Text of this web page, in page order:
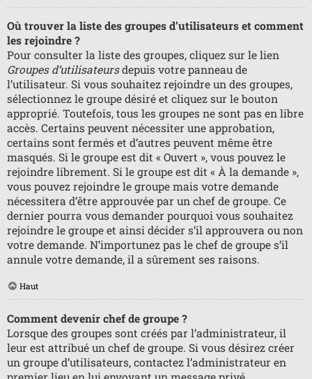
Où trouver la liste des groupes d’utilisateurs et comment
les rejoindre ?
Pour consulter la liste des groupes, cliquez sur le lien
Groupes d’utilisateursdepuis votre panneau de
l’utilisateur. Si vous souhaitez rejoindre un des groupes,
sélectionnez le groupe désiré et cliquez sur le bouton
approprié. Toutefois, tous les groupes ne sont pas en libre
accès. Certains peuvent nécessiter une approbation,
certains sont fermés et d’autres peuvent même être
masqués. Si le groupe est dit « Ouvert », vous pouvez le
rejoindre librement. Si le groupe est dit « À la demande »,
vous pouvez rejoindre le groupe mais votre demande
nécessitera d’être approuvée par un chef de groupe. Ce
dernier pourra vous demander pourquoi vous souhaitez
rejoindre le groupe et ainsi décider s’il approuvera ou non
votre demande. N’importunez pas le chef de groupe s’il
annule votre demande, il a sûrement ses raisons.
Haut
Comment devenir chef de groupe ?
Lorsque des groupes sont créés par l’administrateur, il
leur est attribué un chef de groupe. Si vous désirez créer
un groupe d’utilisateurs, contactez l’administrateur en